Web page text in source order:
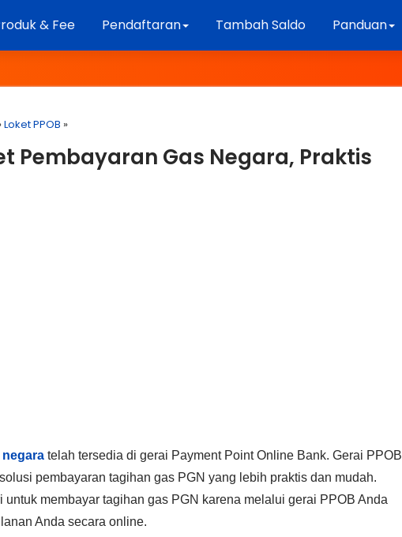
& Fee Pendaftaran Tambah Saldo Panduan
Loket PPOB »
Pembayaran Gas Negara, Praktis
negara telah tersedia di gerai Payment Point Online Bank. Gerai PPOB
pembayaran tagihan gas PGN yang lebih praktis dan mudah.
membayar tagihan gas PGN karena melalui gerai PPOB Anda
Anda secara online.